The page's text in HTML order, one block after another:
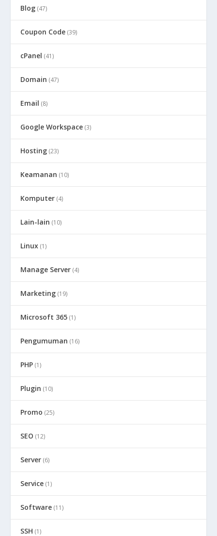
Blog (47)
Coupon Code (39)
cPanel (41)
Domain (47)
Email (8)
Google Workspace (3)
Hosting (23)
Keamanan (10)
Komputer (4)
Lain-lain (10)
Linux (1)
Manage Server (4)
Marketing (19)
Microsoft 365 (1)
Pengumuman (16)
PHP (1)
Plugin (10)
Promo (25)
SEO (12)
Server (6)
Service (1)
Software (11)
SSH (1)